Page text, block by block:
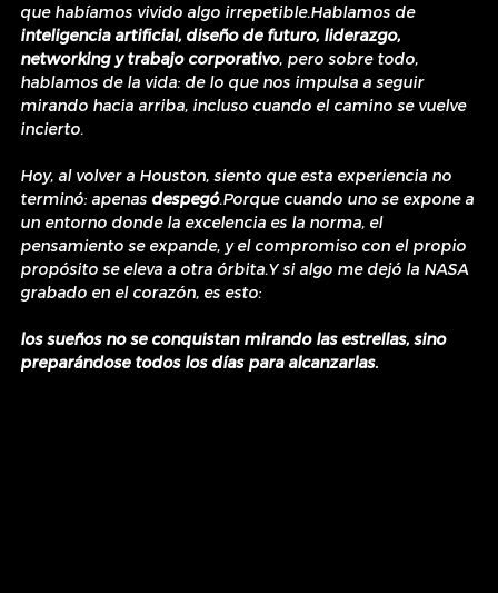
que habíamos vivido algo irrepetible.Hablamos de
inteligencia artificial, diseño de futuro, liderazgo,
networking y trabajo corporativo, pero sobre todo,
hablamos de la vida: de lo que nos impulsa a seguir
mirando hacia arriba, incluso cuando el camino se vuelve
incierto.
Hoy, al volver a Houston, siento que esta experiencia no
terminó: apenas despegó.Porque cuando uno se expone a
un entorno donde la excelencia es la norma, el
pensamiento se expande, y el compromiso con el propio
propósito se eleva a otra órbita.Y si algo me dejó la NASA
grabado en el corazón, es esto:
los sueños no se conquistan mirando las estrellas, sino
preparándose todos los días para alcanzarlas.